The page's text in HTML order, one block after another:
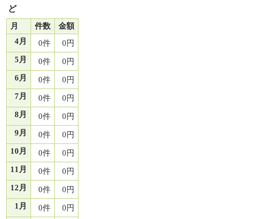
ど
月
件数
金額
4月
0件
0円
5月
0件
0円
6月
0件
0円
7月
0件
0円
8月
0件
0円
9月
0件
0円
10月
0件
0円
11月
0件
0円
12月
0件
0円
1月
0件
0円